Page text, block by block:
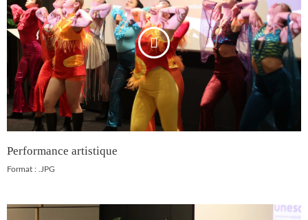
Performance artistique
Format : .JPG